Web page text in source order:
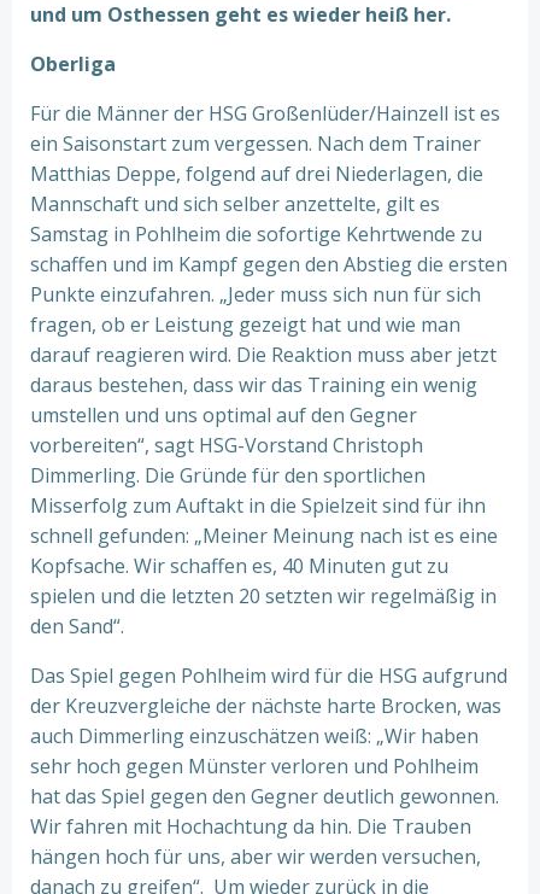
und um Osthessen geht es wieder heiß her.
Oberliga
Für die Männer der HSG Großenlüder/Hainzell ist es
ein Saisonstart zum vergessen. Nach dem Trainer
Matthias Deppe, folgend auf drei Niederlagen, die
Mannschaft und sich selber anzettelte, gilt es
Samstag in Pohlheim die sofortige Kehrtwende zu
schaffen und im Kampf gegen den Abstieg die ersten
Punkte einzufahren. „Jeder muss sich nun für sich
fragen, ob er Leistung gezeigt hat und wie man
darauf reagieren wird. Die Reaktion muss aber jetzt
daraus bestehen, dass wir das Training ein wenig
umstellen und uns optimal auf den Gegner
vorbereiten“, sagt HSG-Vorstand Christoph
Dimmerling. Die Gründe für den sportlichen
Misserfolg zum Auftakt in die Spielzeit sind für ihn
schnell gefunden: „Meiner Meinung nach ist es eine
Kopfsache. Wir schaffen es, 40 Minuten gut zu
spielen und die letzten 20 setzten wir regelmäßig in
den Sand“.
Das Spiel gegen Pohlheim wird für die HSG aufgrund
der Kreuzvergleiche der nächste harte Brocken, was
auch Dimmerling einzuschätzen weiß: „Wir haben
sehr hoch gegen Münster verloren und Pohlheim
hat das Spiel gegen den Gegner deutlich gewonnen.
Wir fahren mit Hochachtung da hin. Die Trauben
hängen hoch für uns, aber wir werden versuchen,
danach zu greifen“. Um wieder zurück in die